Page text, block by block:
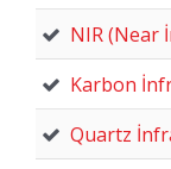
NIR (Near
Karbon
Quartz